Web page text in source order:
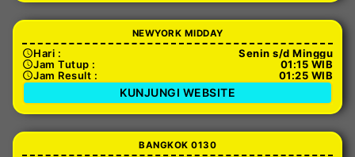
NEWYORK MIDDAY
Hari :
Senin s/d Minggu
Jam Tutup :
01:15 WIB
Jam Result :
01:25 WIB
KUNJUNGI WEBSITE
BANGKOK 0130